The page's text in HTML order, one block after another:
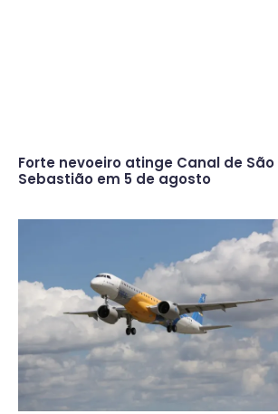
Forte nevoeiro atinge Canal de São
Sebastião em 5 de agosto